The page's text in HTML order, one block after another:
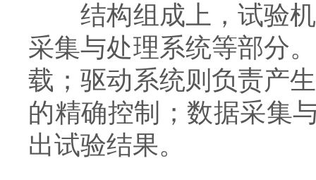
结构组成上，试验机
采集与处理系统等部分
载；驱动系统则负责产
的精确控制；数据采集
出试验结果。